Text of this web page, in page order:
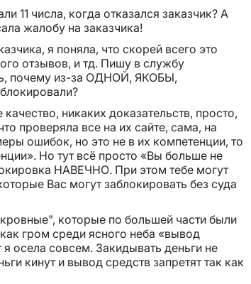
11 числа, когда отказался заказчик? А
жалобу на заказчика!
я поняла, что скорей всего это
отзывов, и тд. Пишу в службу
почему из-за ОДНОЙ, ЯКОБЫ,
никаких доказательств, просто,
проверяла все на их сайте, сама, на
ошибок, но это не в их компетенции, то
Но тут всё просто «Вы больше не
НАВЕЧНО. При этом тебе могут
Вас могут заблокировать без суда
которые по большей части были
гром среди ясного неба «вывод
осела совсем. Закидывать деньги не
кинут и вывод средств запретят так как